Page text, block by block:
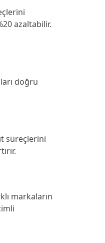
azaltabilir.
doğru
süreçlerini
markaların